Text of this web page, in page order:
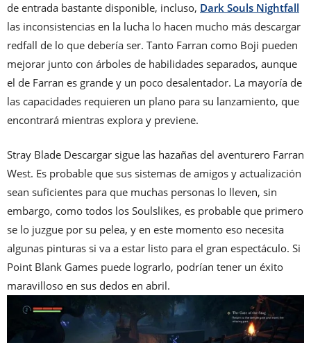
de entrada bastante disponible, incluso, Dark Souls Nightfall
las inconsistencias en la lucha lo hacen mucho más descargar
redfall de lo que debería ser. Tanto Farran como Boji pueden
mejorar junto con árboles de habilidades separados, aunque
el de Farran es grande y un poco desalentador. La mayoría de
las capacidades requieren un plano para su lanzamiento, que
encontrará mientras explora y previene.
Stray Blade Descargar sigue las hazañas del aventurero Farran
West. Es probable que sus sistemas de amigos y actualización
sean suficientes para que muchas personas lo lleven, sin
embargo, como todos los Soulslikes, es probable que primero
se lo juzgue por su pelea, y en este momento eso necesita
algunas pinturas si va a estar listo para el gran espectáculo. Si
Point Blank Games puede lograrlo, podrían tener un éxito
maravilloso en sus dedos en abril.